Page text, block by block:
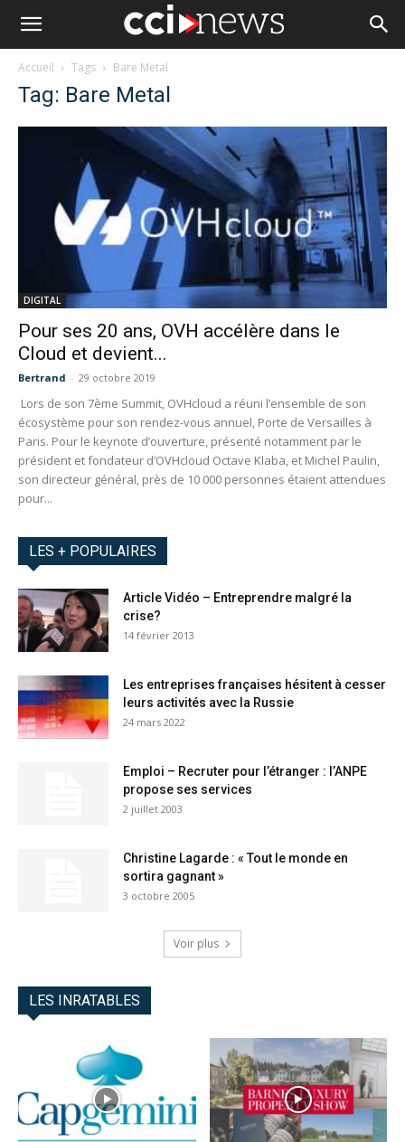
Accueil Tags Bare Metal
Tag: Bare Metal
DIGITAL
Pour ses 20 ans, OVH accélère dans le
Cloud et devient...
Bertrand - 29 octobre 2019
Lors de son 7ème Summit, OVHcloud a réuni l’ensemble de son
écosystème pour son rendez-vous annuel, Porte de Versailles à
Paris. Pour le keynote d’ouverture, présenté notamment par le
président et fondateur d’OVHcloud Octave Klaba, et Michel Paulin,
son directeur général, près de 10 000 personnes étaient attendues
pour...
LES + POPULAIRES
Article Vidéo – Entreprendre malgré la
crise?
14 février 2013
Les entreprises françaises hésitent à cesser
leurs activités avec la Russie
24 mars 2022
Emploi – Recruter pour l’étranger : l’ANPE
propose ses services
2 juillet 2003
Christine Lagarde : « Tout le monde en
sortira gagnant »
3 octobre 2005
Voir plus
LES INRATABLES